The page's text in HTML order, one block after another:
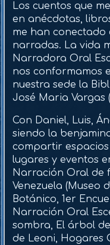
Los cuentos que
en anécdotas,
me han conectado
narradas. La vida
Narradora Oral
nos conformamos
nuestra sede la
José Maria Vargas
Con Daniel, Luis,
siendo la
compartir
lugares y eventos
Narración Oral de
Venezuela (Museo
Botánico, 1er
Narración Oral
sombra, El árbol
de Leoni, Hogares